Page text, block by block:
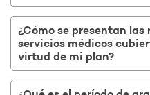
¿Cómo se presentan
servicios médicos
virtud de mi plan?